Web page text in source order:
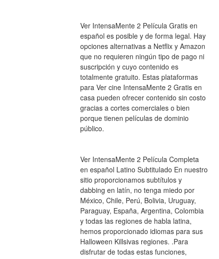
Ver IntensaMente 2 Película Gratis en
español es posible y de forma legal. Hay
opciones alternativas a Netflix y Amazon
que no requieren ningún tipo de pago ni
suscripción y cuyo contenido es
totalmente gratuito. Estas plataformas
para Ver cine IntensaMente 2 Gratis en
casa pueden ofrecer contenido sin costo
gracias a cortes comerciales o bien
porque tienen películas de dominio
público.
Ver IntensaMente 2 Película Completa
en español Latino Subtitulado En nuestro
sitio proporcionamos subtítulos y
dabbing en latín, no tenga miedo por
México, Chile, Perú, Bolivia, Uruguay,
Paraguay, España, Argentina, Colombia
y todas las regiones de habla latina,
hemos proporcionado idiomas para sus
Halloween Killsivas regiones. .Para
disfrutar de todas estas funciones,